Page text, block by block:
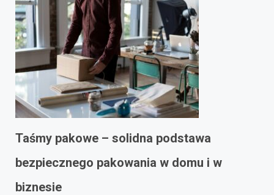
Taśmy pakowe – solidna podstawa
bezpiecznego pakowania w domu i w
biznesie